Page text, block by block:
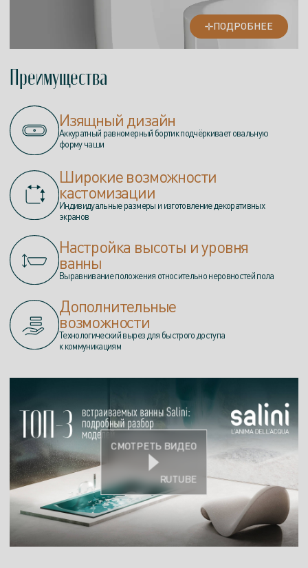
ПОДРОБНЕЕ
Преимущества
Изящный дизайн
Аккуратный равномерный бортик подчёркивает овальную
форму чаши
Широкие возможности
кастомизации
Индивидуальные размеры и изготовление декоративных
экранов
Настройка высоты и уровня
ванны
Выравнивание положения относительно неровностей пола
Дополнительные
возможности
Технологический вырез для быстрого доступа
к коммуникациям
СМОТРЕТЬ ВИДЕО
RUTUBE